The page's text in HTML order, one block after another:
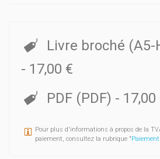
Livre broché
- 17,00 €
PDF (PDF) - 17,00
Pour plus d'informations à propos de la
paiement, consultez la rubrique "Paiement